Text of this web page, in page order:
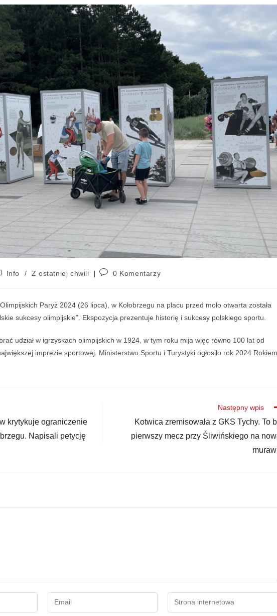
Info / Z ostatniej chwili 0 Komentarzy
Paryż 2024 (26 lipca), w Kołobrzegu na placu przed molo otwarta została
sukcesy olimpijskie”. Ekspozycja prezentuje historię i sukcesy polskiego sportu.
udział w igrzyskach olimpijskich w 1924, w tym roku mija więc równo 100 lat od
imprezie sportowej. Ministerstwo Sportu i Turystyki ogłosiło rok 2024 Rokiem
krytykuje ograniczenie
Napisali petycję
Następny wpis
Kotwica zremisowała z GKS Tychy. To
pierwszy mecz przy Śliwińskiego na